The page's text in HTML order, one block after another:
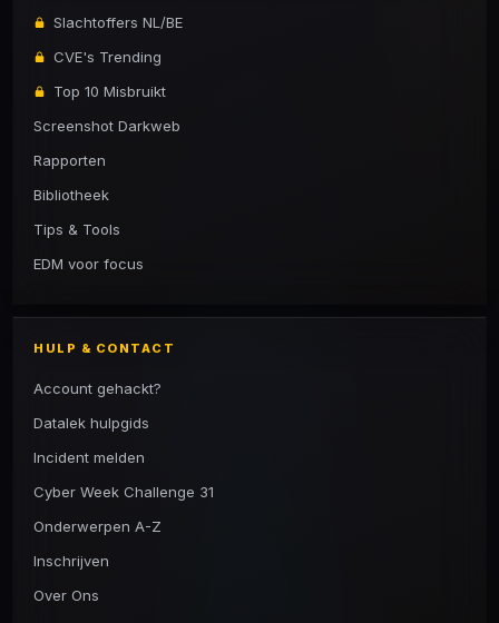
Slachtoffers NL/BE
CVE's Trending
Top 10 Misbruikt
Screenshot Darkweb
Rapporten
Bibliotheek
Tips & Tools
EDM voor focus
HULP & CONTACT
Account gehackt?
Datalek hulpgids
Incident melden
Cyber Week Challenge 31
Onderwerpen A-Z
Inschrijven
Over Ons